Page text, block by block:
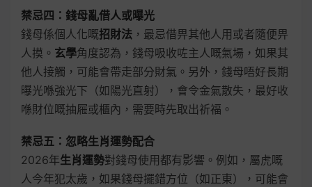
禁忌四：錢母亂借人或曝光
錢母係個人化嘅招財法 ，最忌借畀其他人用或者隨便畀
人摸。 玄學角度認為，錢母吸收咗主人嘅氣場，如果其
他人接觸，可能會帶走部分財氣。另外，錢母唔好長期
曝光喺強光下（如陽光直射），會令金氣散失，最好收
喺財位嘅抽屜或櫃內，需要時先取出祈福。
禁忌五：忽略生肖運勢配合
2026年生肖運勢對錢母使用都有影響。例如，屬虎嘅
人今年犯太歲，如果錢母擺錯方位（如正東），可能會